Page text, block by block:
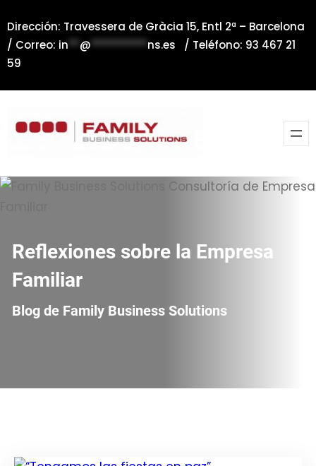
al
contenido
Dirección: Travessera de Gràcia 15, Entl 2ª – Barcelona
/ Correo: in**@**********ns.es / Teléfono: 93 467 21
59
Reflexiones sobre la Empresa
Familiar
Blog de Family Business Solutions